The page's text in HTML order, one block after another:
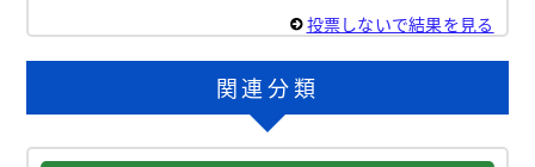
投票しないで結果を見る
関連分類